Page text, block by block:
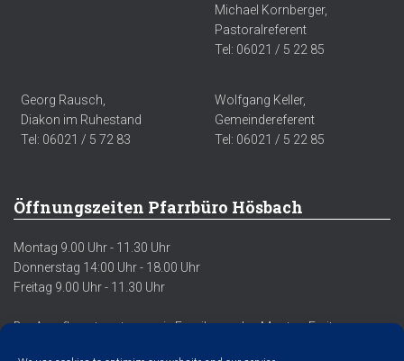
Michael Kornberger,
Pastoralreferent
Tel: 06021 / 5 22 85
Georg Rausch,
Diakon im Ruhestand
Tel: 06021 / 5 72 83
Wolfgang Keller,
Gemeindereferent
Tel: 06021 / 5 22 85
Öffnungszeiten Pfarrbüro Hösbach
Montag 9.00 Uhr - 11.30 Uhr
Donnerstag 14:00 Uhr - 18.00 Uhr
Freitag 9.00 Uhr - 11.30 Uhr
Der Anrufbeantworter sowie Emails werden Montag-Freitag